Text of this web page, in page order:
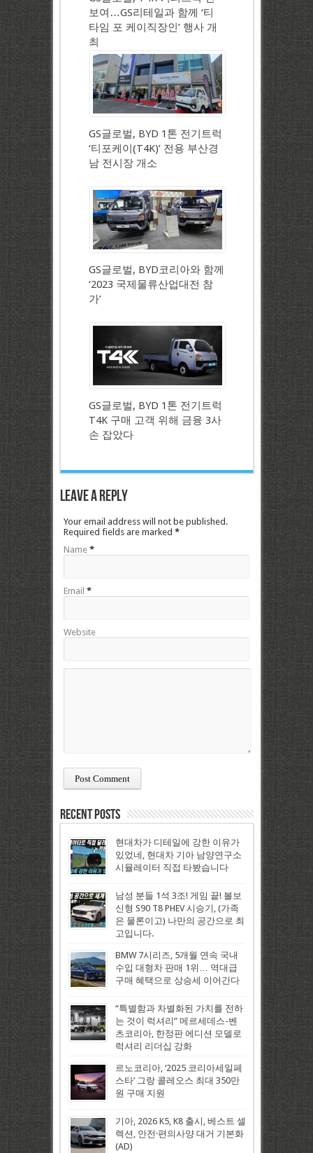
보여…GS리테일과 함께 ‘티
타임 포 케이직장인’ 행사 개
최
GS글로벌, BYD 1톤 전기트럭
‘티포케이(T4K)’ 전용 부산경
남 전시장 개소
GS글로벌, BYD코리아와 함께
‘2023 국제물류산업대전 참
가’
GS글로벌, BYD 1톤 전기트럭
T4K 구매 고객 위해 금융 3사
손 잡았다
Leave a Reply
Your email address will not be published.
Required fields are marked *
Name *
Email *
Website
Recent Posts
현대차가 디테일에 강한 이유가
있었네, 현대차 기아 남양연구소
시뮬레이터 직접 타봤습니다
남성 분들 1석 3조! 게임 끝! 볼보
신형 S90 T8 PHEV 시승기, (가족
은 물론이고) 나만의 공간으로 최
고입니다.
BMW 7시리즈, 5개월 연속 국내
수입 대형차 판매 1위… 역대급
구매 혜택으로 상승세 이어간다
“특별함과 차별화된 가치를 전하
는 것이 럭셔리” 메르세데스-벤
츠코리아, 한정판 에디션 모델로
럭셔리 리더십 강화
르노코리아, ‘2025 코리아세일페
스타’ 그랑 콜레오스 최대 350만
원 구매 지원
기아, 2026 K5, K8 출시, 베스트 셀
렉션, 안전·편의사양 대거 기본화
(AD)